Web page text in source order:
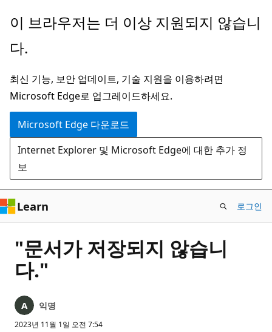
주
콘
츠
로
건
너
뛰
기
이 브라우저는 더 이상 지원되지 않습니
다.
최신 기능, 보안 업데이트, 기술 지원을 이용하려면
Microsoft Edge로 업그레이드하세요.
Microsoft Edge 다운로드
Internet Explorer 및 Microsoft Edge에 대한 추가 정
보
Learn 로그인
"문서가 저장되지 않습니
다."
익명
2023년 11월 1일 오전 7:54